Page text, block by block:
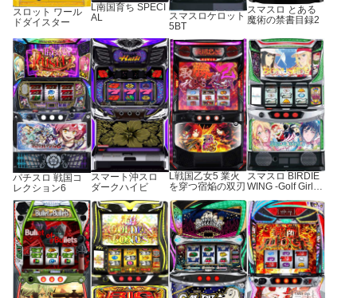
スロット ワール
ドダイスター
L南国育ち SPECI
AL
スマスロケロット
5BT
スマスロ とある
魔術の禁書目録2
パチスロ 戦国コ
レクション6
スマート沖スロ
ダークハイビ
L戦国乙女5 業火
を穿つ宿焔の双刃
スマスロ BIRDIE
WING -Golf Girls’